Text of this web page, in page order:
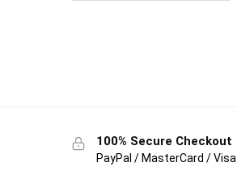
100% Secure Checkout
PayPal / MasterCard / Visa